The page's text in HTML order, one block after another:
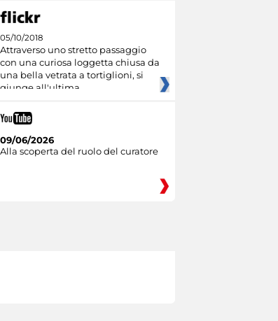
05/10/2018
Attraverso uno stretto passaggio
con una curiosa loggetta chiusa da
una bella vetrata a tortiglioni, si
giunge all'ultima
09/06/2026
Alla scoperta del ruolo del curatore